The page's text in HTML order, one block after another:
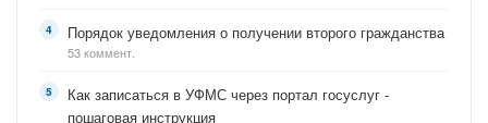
Порядок уведомления о получении второго гражданства
53 коммент.
Как записаться в УФМС через портал госуслуг -
пошаговая инструкция